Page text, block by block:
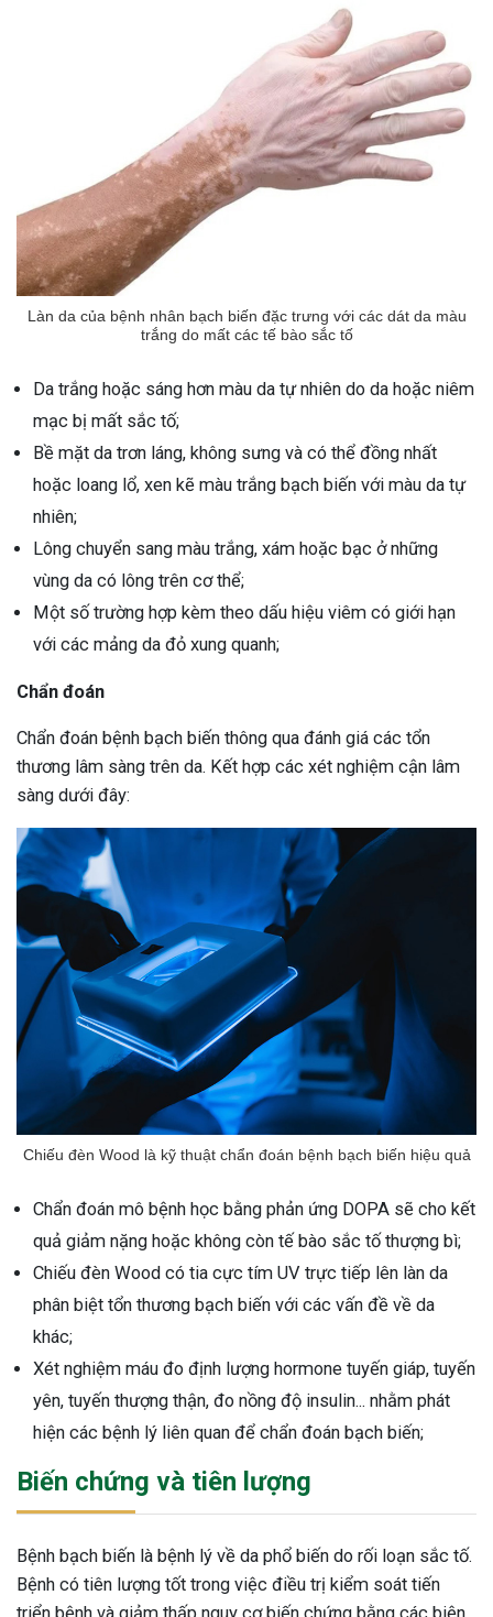
Làn da của bệnh nhân bạch biến đặc trưng với các dát da màu
trắng do mất các tế bào sắc tố
Da trắng hoặc sáng hơn màu da tự nhiên do da hoặc niêm
mạc bị mất sắc tố;
Bề mặt da trơn láng, không sưng và có thể đồng nhất
hoặc loang lổ, xen kẽ màu trắng bạch biến với màu da tự
nhiên;
Lông chuyển sang màu trắng, xám hoặc bạc ở những
vùng da có lông trên cơ thể;
Một số trường hợp kèm theo dấu hiệu viêm có giới hạn
với các mảng da đỏ xung quanh;
Chẩn đoán
Chẩn đoán bệnh bạch biến thông qua đánh giá các tổn
thương lâm sàng trên da. Kết hợp các xét nghiệm cận lâm
sàng dưới đây:
Chiếu đèn Wood là kỹ thuật chẩn đoán bệnh bạch biến hiệu quả
Chẩn đoán mô bệnh học bằng phản ứng DOPA sẽ cho kết
quả giảm nặng hoặc không còn tế bào sắc tố thượng bì;
Chiếu đèn Wood có tia cực tím UV trực tiếp lên làn da
phân biệt tổn thương bạch biến với các vấn đề về da
khác;
Xét nghiệm máu đo định lượng hormone tuyến giáp, tuyến
yên, tuyến thượng thận, đo nồng độ insulin... nhằm phát
hiện các bệnh lý liên quan để chẩn đoán bạch biến;
Biến chứng và tiên lượng
Bệnh bạch biến là bệnh lý về da phổ biến do rối loạn sắc tố.
Bệnh có tiên lượng tốt trong việc điều trị kiểm soát tiến
triển bệnh và giảm thấp nguy cơ biến chứng bằng các biện